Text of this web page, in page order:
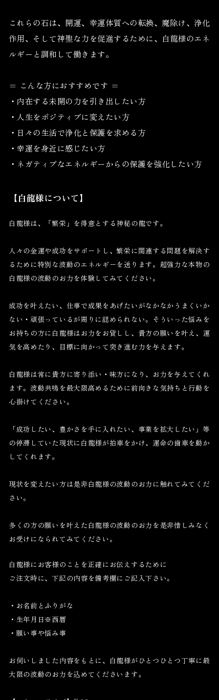
これらの石は、開運、幸運体質への転換、魔除け、浄化
作用、そして神聖な力を促進するために、白龍様のエネ
ルギーと調和して働きます。
= こんな方におすすめです =
・内在する未開の力を引き出したい方
・人生をポジティブに変えたい方
・日々の生活で浄化と保護を求める方
・幸運を身近に感じたい方
・ネガティブなエネルギーからの保護を強化したい方
【白龍様について】
白龍様は、「繁栄」を得意とする神秘の龍です。
人々の金運や成功をサポートし、繁栄に関連する問題を解決す
るために特別な波動のエネルギーを送ります。超強力な本物の
白龍様の波動のお力を体験してみてください。
成功を叶えたい、仕事で成果をあげたいがなかなかうまくいか
ない・頑張っているが周りに認められない。そういった悩みを
お持ちの方に白龍様はお力をお貸しし、貴方の願いを叶え、運
気を高めたり、目標に向かって突き進む力を与えます。
白龍様は常に貴方に寄り添い・味方になり、お力を与えてくれ
ます。波動共鳴を最大限高めるために前向きな気持ちと行動を
心掛けてください。
「成功したい、豊かさを手に入れたい、事業を拡大したい」等
の停滞していた現状に白龍様が拍車をかけ、運命の歯車を動か
してくれます。
現状を変えたい方は是非白龍様の波動のお力に触れてみてくだ
さい。
多くの方の願いを叶えた白龍様の波動のお力を是非惜しみなく
お受けになられてみてください。
白龍様にお客様のことを正確にお伝えするために
ご注文時に、下記の内容を備考欄にご記入下さい。
・お名前とふりがな
・生年月日※西暦
・願い事や悩み事
お伺いしました内容をもとに、白龍様がひとつひとつ丁寧に最
大限の波動のお力を込めてくださいます。